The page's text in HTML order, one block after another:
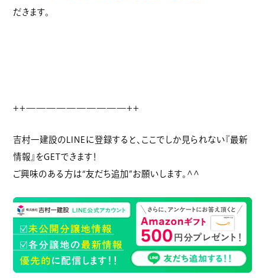
だきます。
++——————————++
吉村一建設のLINEに登録すると、ここでしか見られない『最新
情報』をGETできます！
ご興味のある方は“友だち追加”お願いします。^^